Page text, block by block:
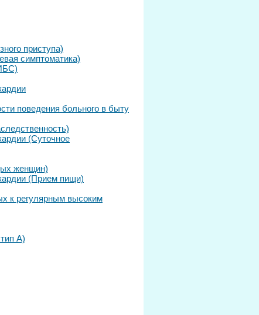
приступа)
симптоматика)
поведения больного в быту
(Суточное
женщин)
(Прием пищи)
к регулярным высоким
А)